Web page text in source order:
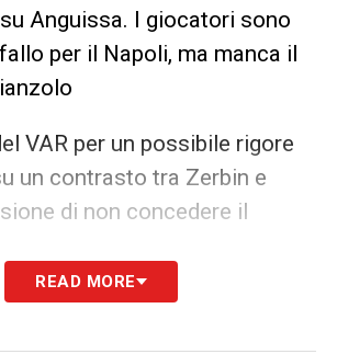
Anguissa. I giocatori sono
per il Napoli, ma manca il
VAR per un possibile rigore
un contrasto tra Zerbin e
di non concedere il
un check del VAR per contatto
READ MORE